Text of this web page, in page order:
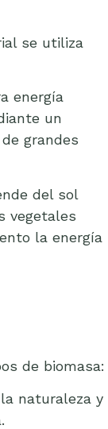
se utiliza
energía
un
grandes
del sol
vegetales
la energía
de biomasa:
naturaleza y